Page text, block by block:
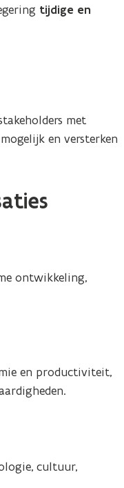
tijdige en
met
en versterken
ontwikkeling,
en productiviteit,
cultuur,